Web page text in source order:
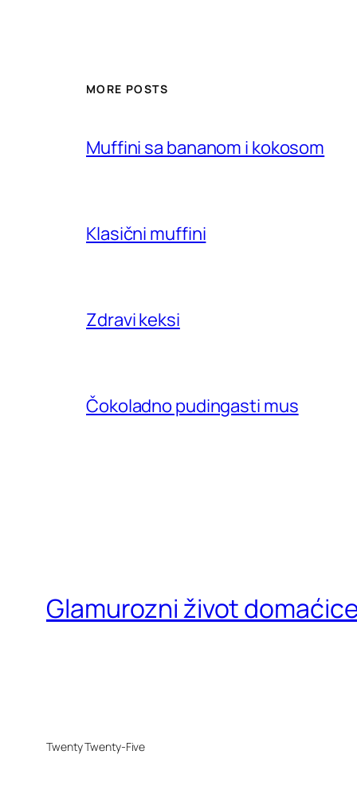
MORE POSTS
Muffini sa bananom i kokosom
Klasični muffini
Zdravi keksi
Čokoladno pudingasti mus
Glamurozni život
Twenty Twenty-Five